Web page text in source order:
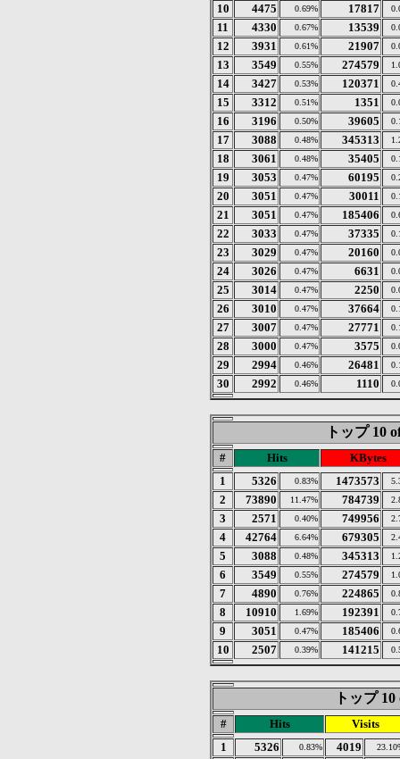
10 4475 0.69% 17817
11 4330 0.67% 13539
12 3931 0.61% 21907
13 3549 0.55% 274579
14 3427 0.53% 120371
15 3312 0.51% 1351
16 3196 0.50% 39605
17 3088 0.48% 345313
18 3061 0.48% 35405
19 3053 0.47% 60195
20 3051 0.47% 30011
21 3051 0.47% 185406
22 3033 0.47% 37335
23 3029 0.47% 20160
24 3026 0.47% 6631
25 3014 0.47% 2250
26 3010 0.47% 37664
27 3007 0.47% 27771
28 3000 0.47% 3575
29 2994 0.46% 26481
30 2992 0.46% 1110
トップ 10
# Hits
KBytes
1
5326 0.83% 1473573
2 73890 11.47% 784739
3 2571 0.40% 749956
4 42764 6.64% 679305
5 3088 0.48% 345313
6 3549 0.55% 274579
7 4890 0.76% 224865
8 10910 1.69% 192391
9 3051 0.47% 185406
10 2507 0.39% 141215
トップ
# Hits
Visits
1
5326 0.83% 4019